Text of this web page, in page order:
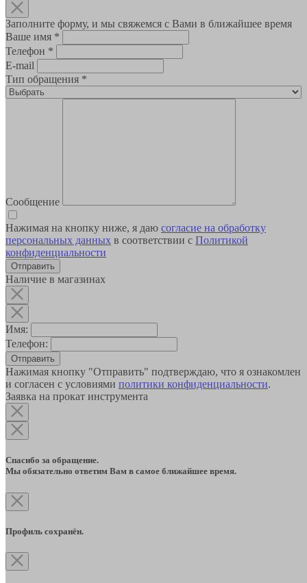
Заполните форму, и мы свяжемся с Вами в ближайшее время
Ваше имя *
Телефон *
E-mail
Тип обращения *
Сообщение
Нажимая на кнопку ниже, я даю согласие на обработку
персональных данных в соответствии с Политикой
конфиденциальности
Наличие в магазинах
Имя:
Телефон:
Отправить
Нажимая кнопку "Отправить" подтверждаю, что я ознакомлен
и согласен с условиями политики конфиденциальности.
Заявка на прокат инструмента
Спасибо за обращение.
Мы обязательно ответим Вам в самое ближайшее время.
Профиль сохранён.